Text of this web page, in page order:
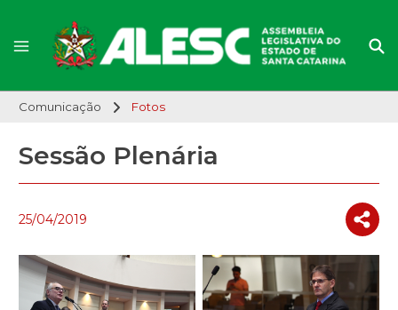
Comunicação Fotos
Sessão Plenária
25/04/2019